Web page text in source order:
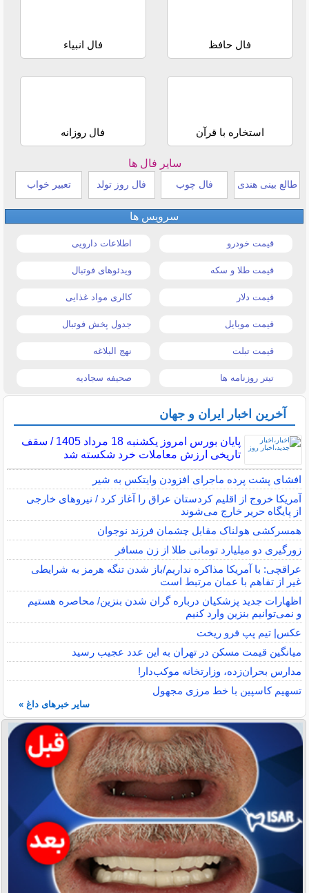
فال حافظ فال انبیاء
استخاره با قرآن فال روزانه
سایر فال ها
طالع بینی هندی فال چوب فال روز تولد تعبیر خواب
سرویس ها
قیمت خودرو اطلاعات دارویی
قیمت طلا و سکه ویدئوهای فوتبال
قیمت دلار کالری مواد غذایی
قیمت موبایل جدول پخش فوتبال
قیمت تبلت نهج البلاغه
تیتر روزنامه ها صحیفه سجادیه
آخرین اخبار ایران و جهان
پایان بورس امروز یکشنبه 18 مرداد 1405 / سقف
تاریخی ارزش معاملات خرد شکسته شد
افشای پشت پرده ماجرای افزودن وایتکس به شیر
آمریکا خروج از اقلیم کردستان عراق را آغاز کرد / نیروهای خارجی
از پایگاه حریر خارج می‌شوند
همسرکشی هولناک مقابل چشمان فرزند نوجوان
زورگیری دو میلیارد تومانی طلا از زن مسافر
عراقچی: با آمریکا مذاکره نداریم/باز شدن تنگه هرمز به شرایطی
غیر از تفاهم با عمان مرتبط است
اظهارات جدید پزشکیان درباره گران شدن بنزین/ محاصره هستیم
و نمی‌توانیم بنزین وارد کنیم
عکس| تیم پپ فرو ریخت
میانگین قیمت مسکن در تهران به این عدد عجیب رسید
مدارس بحران‌زده، وزارتخانه موکب‌دار!
تسهیم کاسپین با خط مرزی مجهول
سایر خبرهای داغ »